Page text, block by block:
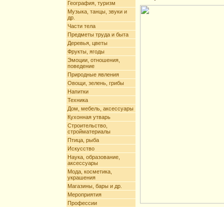
География, туризм
Музыка, танцы, звуки и
др.
Части тела
Предметы труда и быта
Деревья, цветы
Фрукты, ягоды
Эмоции, отношения,
поведение
Природные явления
Овощи, зелень, грибы
Напитки
Техника
Дом, мебель, аксессуары
Кухонная утварь
Строительство,
стройматериалы
Птица, рыба
Искусство
Наука, образование,
аксессуары
Мода, косметика,
украшения
Магазины, бары и др.
Мероприятия
Профессии